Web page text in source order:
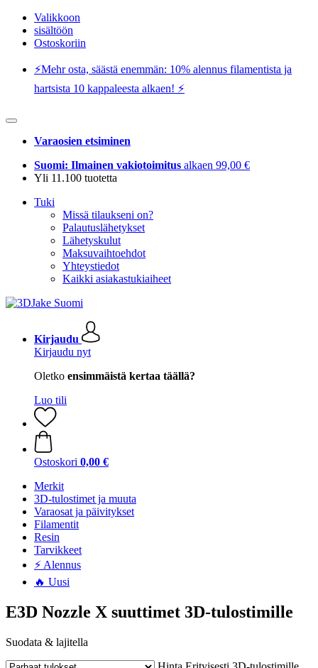
Valikkoon
sisältöön
Ostoskoriin
⚡️Mehr osta, säästä enemmän: 10% alennus filamentista ja
hartsista 10 kappaleesta alkaen! ⚡️
Varaosien etsiminen
Suomi: Ilmainen vakiotoimitus alkaen 99,00 €
Yli 11.100 tuotetta
Tuki
Missä tilaukseni on?
Palautuslähetykset
Lähetyskulut
Maksuvaihtoehdot
Yhteystiedot
Kaikki asiakastukiaiheet
Kirjaudu
Kirjaudu nyt
Oletko ensimmäistä kertaa täällä?
Luo tili
Ostoskori 0,00 €
Merkit
3D-tulostimet ja muuta
Varaosat ja päivitykset
Filamentit
Resin
Tarvikkeet
⚡ Alennus
🔥 Uusi
E3D Nozzle X suuttimet 3D-tulostimille
Suodata & lajitella